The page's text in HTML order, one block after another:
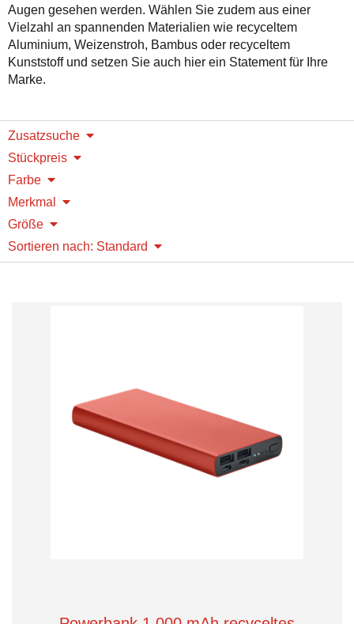
Augen gesehen werden. Wählen Sie zudem aus einer
Vielzahl an spannenden Materialien wie recyceltem
Aluminium, Weizenstroh, Bambus oder recyceltem
Kunststoff und setzen Sie auch hier ein Statement für Ihre
Marke.
Zusatzsuche
Stückpreis
Farbe
Merkmal
Größe
Sortieren nach: Standard